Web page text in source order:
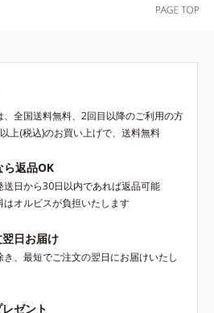
、全国送料無料、2回目以降のご利用の方
上(税込)のお買い上げで、送料無料
ら返品OK
送日から30日以内であれば返品可能
オルビスが負担いたします
日お届け
き、最短でご注文の翌日にお届けいたし
ゼント